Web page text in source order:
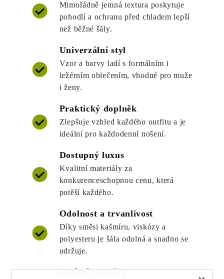
Mimořádně jemná textura poskytuje
pohodlí a ochranu před chladem lepší
než běžné šály.
Univerzální styl
Vzor a barvy ladí s formálním i
ležérním oblečením, vhodné pro muže
i ženy.
Praktický doplněk
Zlepšuje vzhled každého outfitu a je
ideální pro každodenní nošení.
Dostupný luxus
Kvalitní materiály za
konkurenceschopnou cenu, která
potěší každého.
Odolnost a trvanlivost
Díky směsi kašmíru, viskózy a
polyesteru je šála odolná a snadno se
udržuje.
Ideální rozměry